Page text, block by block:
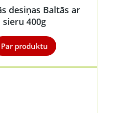
desiņas Baltās ar
sieru 400g
Par produktu